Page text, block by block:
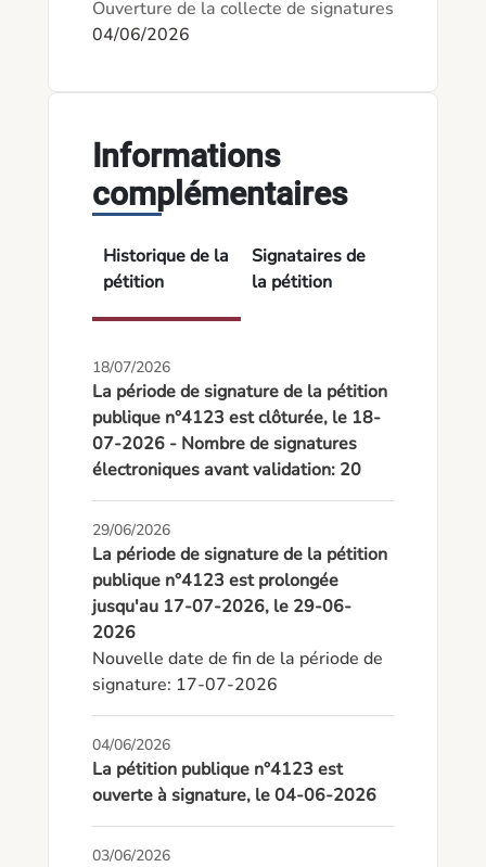
Ouverture de la collecte de signatures
04/06/2026
Informations
complémentaires
Historique de la
pétition
Signataires de
la pétition
18/07/2026
La période de signature de la pétition
publique n°4123 est clôturée, le 18-
07-2026 - Nombre de signatures
électroniques avant validation: 20
29/06/2026
La période de signature de la pétition
publique n°4123 est prolongée
jusqu'au 17-07-2026, le 29-06-
2026
Nouvelle date de fin de la période de
signature: 17-07-2026
04/06/2026
La pétition publique n°4123 est
ouverte à signature, le 04-06-2026
03/06/2026